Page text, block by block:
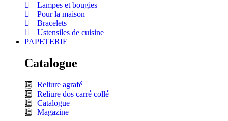
Lampes et bougies
Pour la maison
Bracelets
Ustensiles de cuisine
PAPETERIE
Catalogue
Reliure agrafé
Reliure dos carré collé
Catalogue
Magazine